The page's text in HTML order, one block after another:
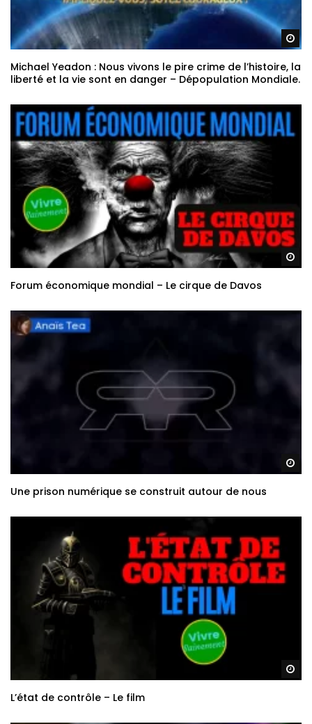
Michael Yeadon : Nous vivons le pire crime de l’histoire, la
liberté et la vie sont en danger – Dépopulation Mondiale.
Forum économique mondial – Le cirque de Davos
Une prison numérique se construit autour de nous
L’état de contrôle – Le film